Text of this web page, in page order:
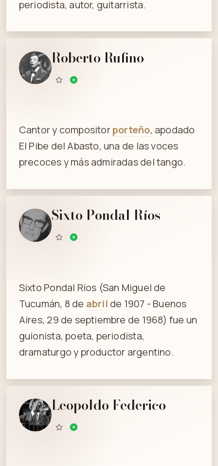
periodista, autor, guitarrista.
Roberto Rufino
Cantor y compositorporteño, apodado
El Pibe del Abasto, una de las voces
precoces y más admiradas del tango.
Sixto Pondal Ríos
Sixto Pondal Ríos (San Miguel de
Tucumán, 8 de abril de 1907 - Buenos
Aires, 29 de septiembre de 1968) fue un
guionista, poeta, periodista,
dramaturgo y productor argentino.
Leopoldo Federico